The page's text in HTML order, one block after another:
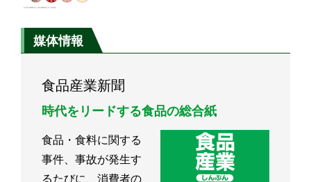
媒体情報
食品産業新聞
時代をリードする食品の総合紙
食品・食料に関する
事件、事故が発生す
るたびに、消費者の